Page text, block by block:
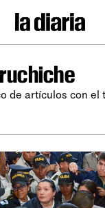
de artículos con el